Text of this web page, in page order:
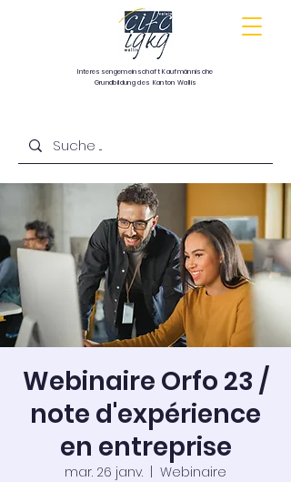
InteressengemeinschaftKaufmännische
Grundbildungdes Kanton Wallis
Webinaire Orfo 23 /
note d'expérience
en entreprise
mar. 26 janv.
Webinaire